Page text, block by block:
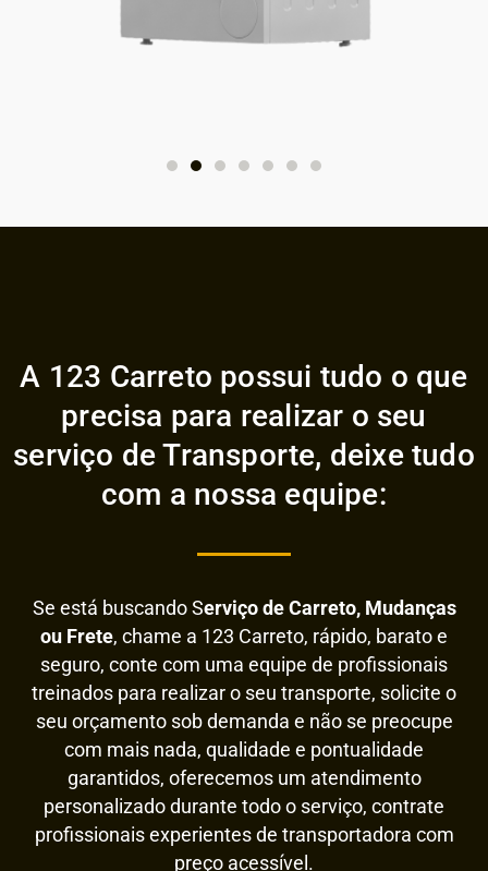
A 123 Carreto possui tudo o que
precisa para realizar o seu
serviço de Transporte, deixe tudo
com a nossa equipe:
Se está buscando Serviço de Carreto, Mudanças
ou Frete, chame a 123 Carreto, rápido, barato e
seguro, conte com uma equipe de profissionais
treinados para realizar o seu transporte, solicite o
seu orçamento sob demanda e não se preocupe
com mais nada, qualidade e pontualidade
garantidos, oferecemos um atendimento
personalizado durante todo o serviço, contrate
profissionais experientes de transportadora com
preço acessível.